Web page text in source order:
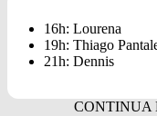
16h: Lourena
19h: Thiago
21h: Dennis